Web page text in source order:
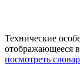
Технические
отображающееся
посмотреть